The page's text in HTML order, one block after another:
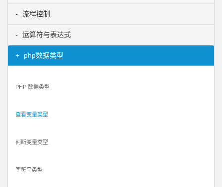
流程控制
运算符与表达式
php数据类型
PHP 数据类型
查看变量类型
判断变量类型
字符串类型